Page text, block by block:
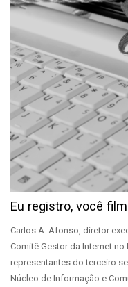
Eu registro, você
Carlos A. Afonso, diretor
Comitê Gestor da Internet
representantes do terceiro
Núcleo de Informação e